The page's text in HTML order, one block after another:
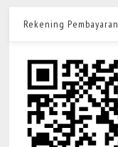
Rekening Pembayaran